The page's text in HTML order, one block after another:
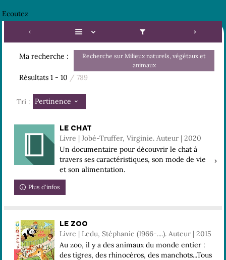
Ecoutez
Ma recherche :
Recherche sur Milieux naturels, végétaux et
animaux
Résultats 1 - 10 / 789
Tri : Pertinence
LE CHAT
Livre | Jobé-Truffer, Virginie. Auteur | 2020
Un documentaire pour découvrir le chat à
travers ses caractéristiques, son mode de vie
et son alimentation.
Plus d'infos
LE ZOO
Livre | Ledu, Stéphanie (1966-....). Auteur | 2015
Au zoo, il y a des animaux du monde entier :
des tigres, des rhinocéros, des manchots...Tous